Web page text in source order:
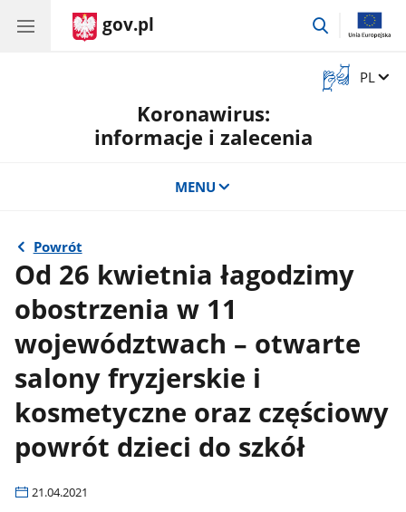
gov.pl
przejdź
Otwórz
okno
Zmień
PL
Koronawirus:
informacje i zalecenia
MENU
Powrót
Od 26 kwietnia łagodzimy
obostrzenia w 11
województwach – otwarte
salony fryzjerskie i
kosmetyczne oraz częściowy
powrót dzieci do szkół
21.04.2021